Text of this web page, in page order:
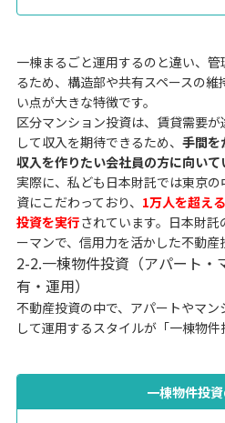
一棟まるごと運用するのと違い、
るため、構造部や共有スペースの
い点が大きな特徴です。
区分マンション投資は、賃貸需要
して収入を期待できるため、 手間を
収入を作りたい会社員の方に向いて
実際に、私ども日本財託では東京
資にこだわっており、 1万人を超え
投資を実行されています。日本財
ーマンで、信用力を活かした不動産
2-2.一棟物件投資（アパート・
有・運用）
不動産投資の中で、アパートやマ
して運用するスタイルが「一棟物件
一棟物件投